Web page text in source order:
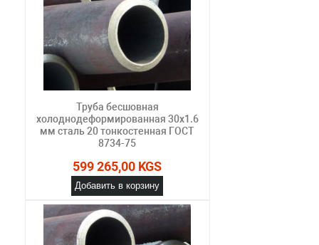
Труба бесшовная
холоднодеформированная 30х1.6
мм сталь 20 тонкостенная ГОСТ
8734-75
599 265,00 KGS
Добавить в корзину